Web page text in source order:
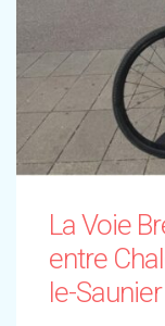
La Voie
entre
le-Saunier